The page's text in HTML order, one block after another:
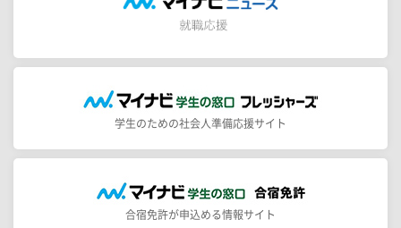
学生のための社会人準備応援サイト
合宿免許が申込める情報サイト